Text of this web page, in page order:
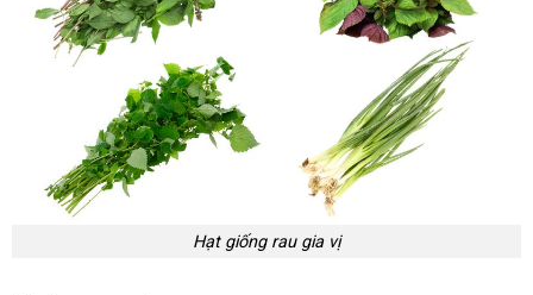
Hạt giống rau gia vị